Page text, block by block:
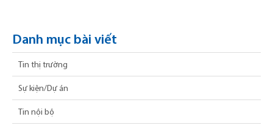
Danh mục bài viết
Tin thị trường
Sự kiện/Dự án
Tin nội bộ